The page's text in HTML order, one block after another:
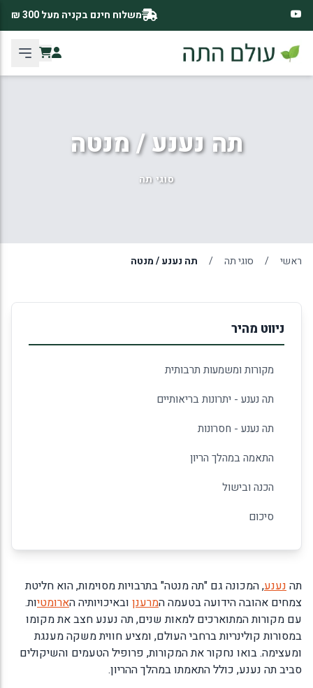
משלוח חינם בקניה מעל 300 ₪
תה נענע / מנטה
סוגי תה
ראשי / סוגי תה / תה נענע / מנטה
ניווט מהיר
מקורות ומשמעות תרבותית
תה נענע - יתרונות בריאותיים
תה נענע - חסרונות
התאמה במהלך הריון
הכנה ובישול
סיכום
תהנענע, המכונה גם "תה מנטה" בתרבויות מסוימות, הוא חליטת
צמחים אהובה הידועה בטעמה המרענן ובאיכויותיה הארומטיות.
עם מקורות המתוארכים למאות שנים, תה נענע חצב את מקומו
במסורות קולינריות ברחבי העולם, ומציע חווית משקה מענגת
ומעצימה. בואו נחקור את המקורות, פרופיל הטעמים והשיקולים
סביב תה נענע, כולל התאמתו במהלך ההריון.